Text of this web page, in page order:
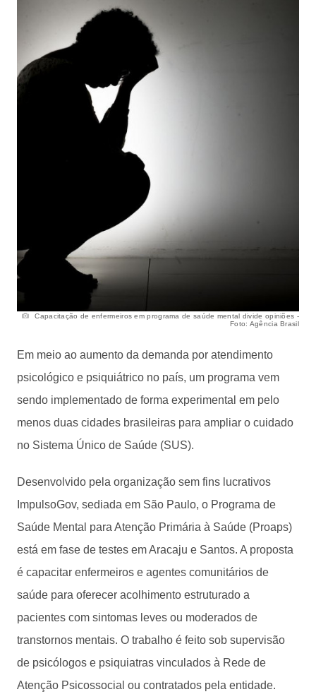
Capacitação de enfermeiros em programa de saúde mental divide opiniões -
Foto: Agência Brasil
Em meio ao aumento da demanda por atendimento
psicológico e psiquiátrico no país, um programa vem
sendo implementado de forma experimental em pelo
menos duas cidades brasileiras para ampliar o cuidado
no Sistema Único de Saúde (SUS).
Desenvolvido pela organização sem fins lucrativos
ImpulsoGov, sediada em São Paulo, o Programa de
Saúde Mental para Atenção Primária à Saúde (Proaps)
está em fase de testes em Aracaju e Santos. A proposta
é capacitar enfermeiros e agentes comunitários de
saúde para oferecer acolhimento estruturado a
pacientes com sintomas leves ou moderados de
transtornos mentais. O trabalho é feito sob supervisão
de psicólogos e psiquiatras vinculados à Rede de
Atenção Psicossocial ou contratados pela entidade.